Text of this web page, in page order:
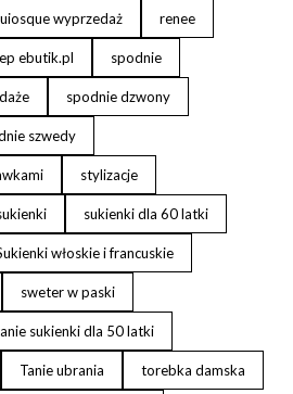
wyprzedaż renee
ebutik.pl spodnie
spodnie dzwony
szwedy
stylizacje
sukienki dla 60 latki
włoskie i francuskie
sweter w paski
sukienki dla 50 latki
Tanie ubrania torebka damska